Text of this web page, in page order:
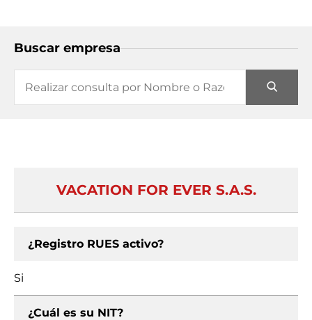
Buscar empresa
VACATION FOR EVER S.A.S.
¿Registro RUES activo?
Si
¿Cuál es su NIT?